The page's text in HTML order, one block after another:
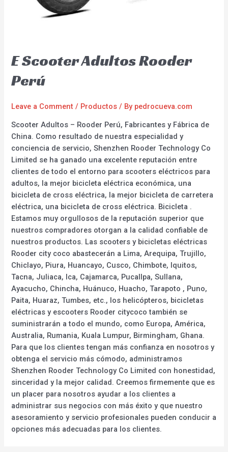
E Scooter Adultos Rooder
Perú
Leave a Comment / Productos / By pedrocueva.com
Scooter Adultos – Rooder Perú, Fabricantes y Fábrica de
China. Como resultado de nuestra especialidad y
conciencia de servicio, Shenzhen Rooder Technology Co
Limited se ha ganado una excelente reputación entre
clientes de todo el entorno para scooters eléctricos para
adultos, la mejor bicicleta eléctrica económica, una
bicicleta de cross eléctrica, la mejor bicicleta de carretera
eléctrica, una bicicleta de cross eléctrica. Bicicleta .
Estamos muy orgullosos de la reputación superior que
nuestros compradores otorgan a la calidad confiable de
nuestros productos. Las scooters y bicicletas eléctricas
Rooder city coco abastecerán a Lima, Arequipa, Trujillo,
Chiclayo, Piura, Huancayo, Cusco, Chimbote, Iquitos,
Tacna, Juliaca, Ica, Cajamarca, Pucallpa, Sullana,
Ayacucho, Chincha, Huánuco, Huacho, Tarapoto , Puno,
Paita, Huaraz, Tumbes, etc., los helicópteros, bicicletas
eléctricas y escooters Rooder citycoco también se
suministrarán a todo el mundo, como Europa, América,
Australia, Rumania, Kuala Lumpur, Birmingham, Ghana.
Para que los clientes tengan más confianza en nosotros y
obtenga el servicio más cómodo, administramos
Shenzhen Rooder Technology Co Limited con honestidad,
sinceridad y la mejor calidad. Creemos firmemente que es
un placer para nosotros ayudar a los clientes a
administrar sus negocios con más éxito y que nuestro
asesoramiento y servicio profesionales pueden conducir a
opciones más adecuadas para los clientes.